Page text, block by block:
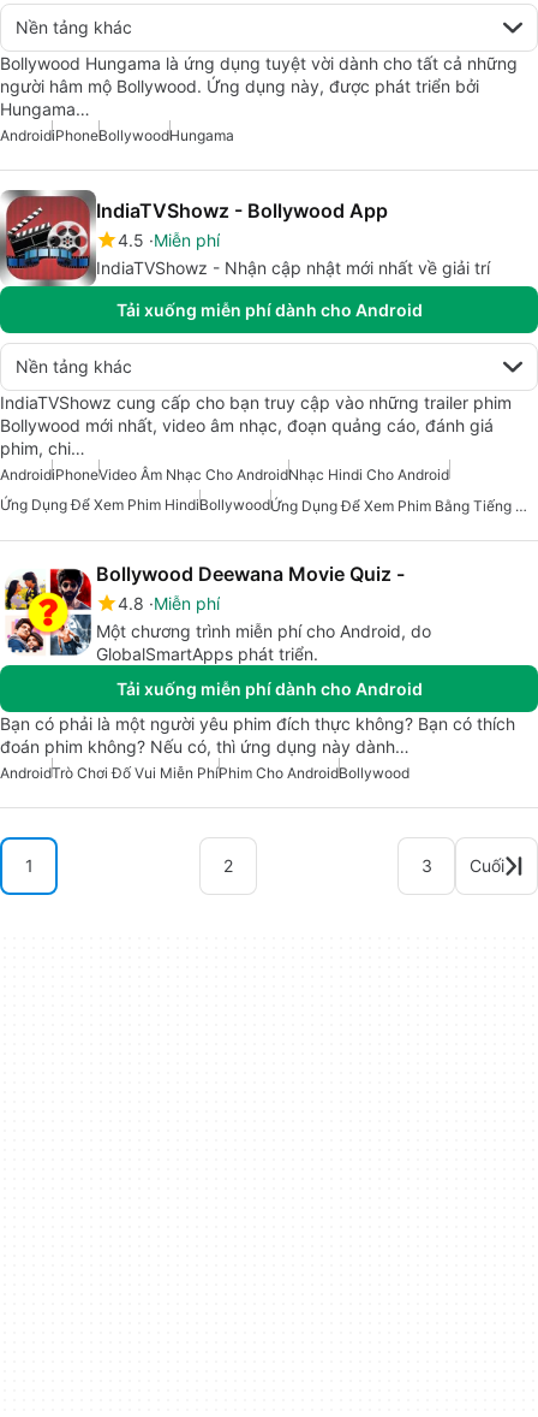
Nền tảng khác
Bollywood Hungama là ứng dụng tuyệt vời dành cho tất cả những
người hâm mộ Bollywood. Ứng dụng này, được phát triển bởi
Hungama…
AndroidiPhoneBollywoodHungama
IndiaTVShowz - Bollywood App
4.5 Miễn phí
IndiaTVShowz - Nhận cập nhật mới nhất về giải trí
Tải xuống miễn phí dành cho Android
Nền tảng khác
IndiaTVShowz cung cấp cho bạn truy cập vào những trailer phim
Bollywood mới nhất, video âm nhạc, đoạn quảng cáo, đánh giá
phim, chi…
AndroidiPhoneVideo Âm Nhạc Cho AndroidNhạc Hindi Cho Android
Ứng Dụng Để Xem Phim HindiBollywood Ứng Dụng Để Xem Phim Bằng Tiếng Hindi
Bollywood Deewana Movie Quiz -
4.8 Miễn phí
Một chương trình miễn phí cho Android, do
GlobalSmartApps phát triển.
Tải xuống miễn phí dành cho Android
Bạn có phải là một người yêu phim đích thực không? Bạn có thích
đoán phim không? Nếu có, thì ứng dụng này dành…
AndroidTrò Chơi Đố Vui Miễn PhíPhim Cho AndroidBollywood
1 2 3 Cuối